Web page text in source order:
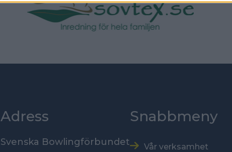
Adress
Svenska Bowlingförbundet
Snabbmeny
Vår verksamhet